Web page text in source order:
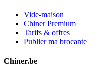
Vide-maison
Chiner Premium
Tarifs & offres
Publier ma brocante
Chiner.be